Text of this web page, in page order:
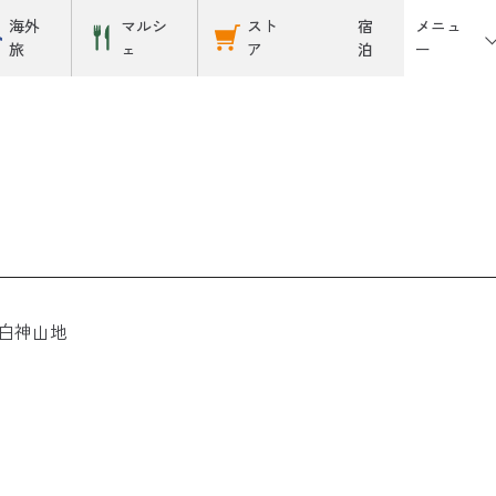
海外
旅
マルシ
ェ
スト
ア
宿
泊
メニュ
ー